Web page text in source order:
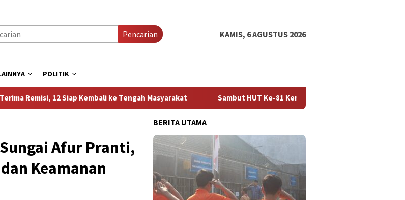
Pencarian KAMIS, 6 AGUSTUS 2026
POLITIK
Kembali ke Tengah Masyarakat Sambut HUT Ke-81 Kemerdekaan RI, Lapas Kelas IIA Sidoarjo Tebar
Afur Pranti,
Keamanan
BERITA UTAMA